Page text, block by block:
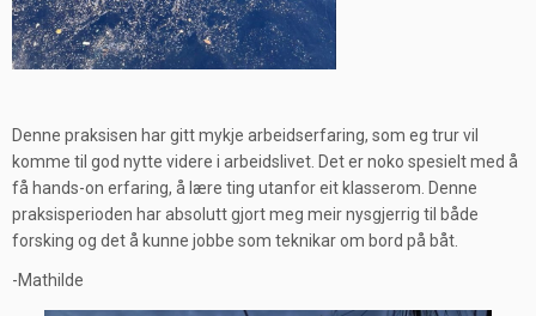
Denne praksisen har gitt mykje arbeidserfaring, som eg trur vil
komme til god nytte videre i arbeidslivet. Det er noko spesielt med å
få hands-on erfaring, å lære ting utanfor eit klasserom. Denne
praksisperioden har absolutt gjort meg meir nysgjerrig til både
forsking og det å kunne jobbe som teknikar om bord på båt.
-Mathilde